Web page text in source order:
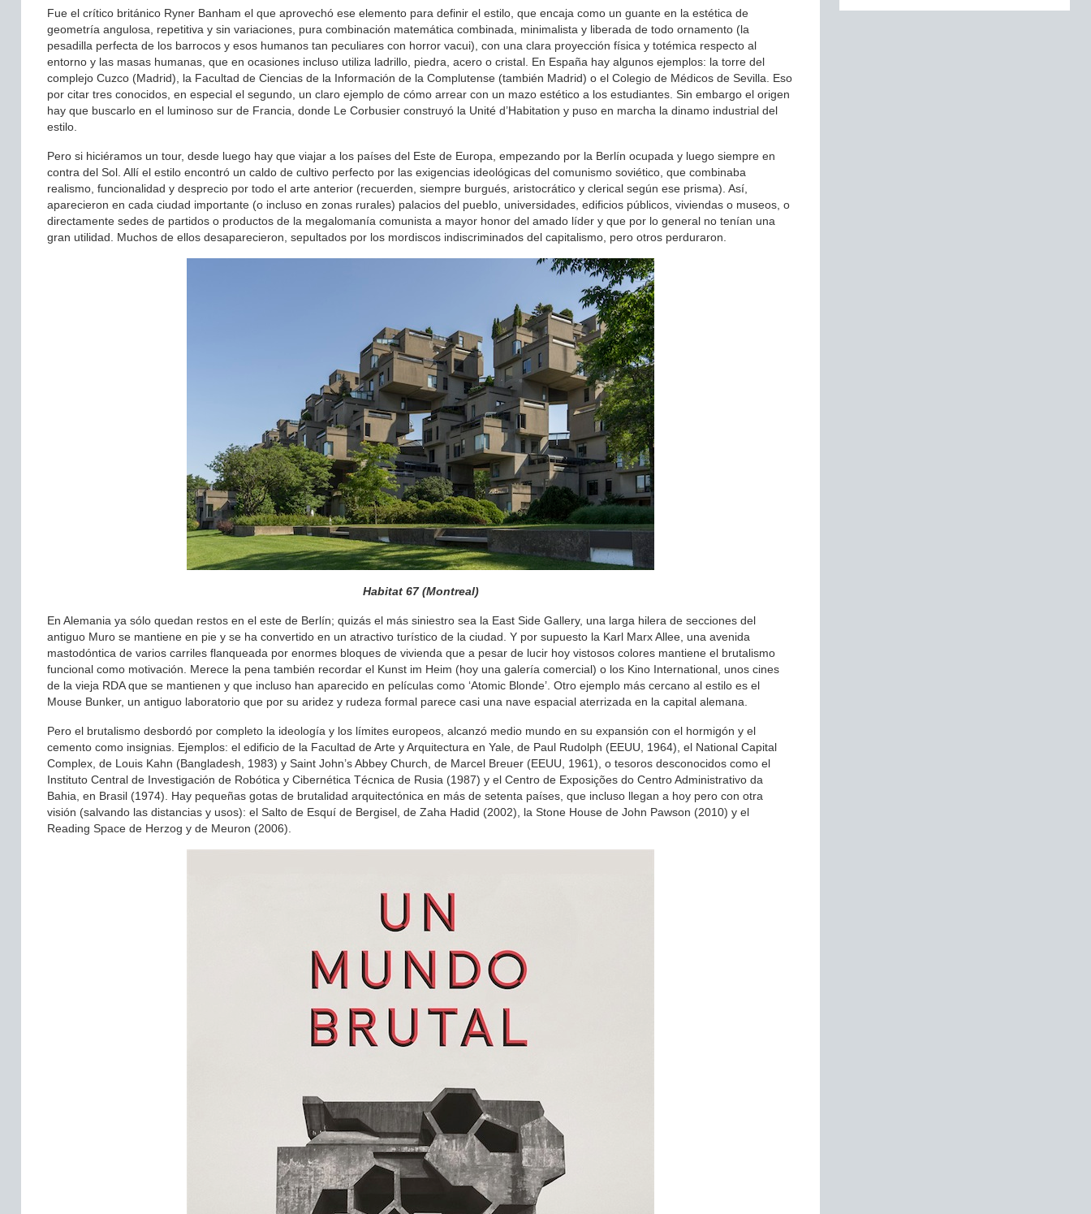
Fue el crítico británico Ryner Banham el que aprovechó ese elemento para definir el estilo, que encaja como un guante en la estética de
geometría angulosa, repetitiva y sin variaciones, pura combinación matemática combinada, minimalista y liberada de todo ornamento (la
pesadilla perfecta de los barrocos y esos humanos tan peculiares con horror vacui), con una clara proyección física y totémica respecto al
entorno y las masas humanas, que en ocasiones incluso utiliza ladrillo, piedra, acero o cristal. En España hay algunos ejemplos: la torre del
complejo Cuzco (Madrid), la Facultad de Ciencias de la Información de la Complutense (también Madrid) o el Colegio de Médicos de Sevilla. Eso
por citar tres conocidos, en especial el segundo, un claro ejemplo de cómo arrear con un mazo estético a los estudiantes. Sin embargo el origen
hay que buscarlo en el luminoso sur de Francia, donde Le Corbusier construyó la Unité d’Habitation y puso en marcha la dinamo industrial del
estilo.
Pero si hiciéramos un tour, desde luego hay que viajar a los países del Este de Europa, empezando por la Berlín ocupada y luego siempre en
contra del Sol. Allí el estilo encontró un caldo de cultivo perfecto por las exigencias ideológicas del comunismo soviético, que combinaba
realismo, funcionalidad y desprecio por todo el arte anterior (recuerden, siempre burgués, aristocrático y clerical según ese prisma). Así,
aparecieron en cada ciudad importante (o incluso en zonas rurales) palacios del pueblo, universidades, edificios públicos, viviendas o museos, o
directamente sedes de partidos o productos de la megalomanía comunista a mayor honor del amado líder y que por lo general no tenían una
gran utilidad. Muchos de ellos desaparecieron, sepultados por los mordiscos indiscriminados del capitalismo, pero otros perduraron.
Habitat 67 (Montreal)
En Alemania ya sólo quedan restos en el este de Berlín; quizás el más siniestro sea la East Side Gallery, una larga hilera de secciones del
antiguo Muro se mantiene en pie y se ha convertido en un atractivo turístico de la ciudad. Y por supuesto la Karl Marx Allee, una avenida
mastodóntica de varios carriles flanqueada por enormes bloques de vivienda que a pesar de lucir hoy vistosos colores mantiene el brutalismo
funcional como motivación. Merece la pena también recordar el Kunst im Heim (hoy una galería comercial) o los Kino International, unos cines
de la vieja RDA que se mantienen y que incluso han aparecido en películas como ‘Atomic Blonde’. Otro ejemplo más cercano al estilo es el
Mouse Bunker, un antiguo laboratorio que por su aridez y rudeza formal parece casi una nave espacial aterrizada en la capital alemana.
Pero el brutalismo desbordó por completo la ideología y los límites europeos, alcanzó medio mundo en su expansión con el hormigón y el
cemento como insignias. Ejemplos: el edificio de la Facultad de Arte y Arquitectura en Yale, de Paul Rudolph (EEUU, 1964), el National Capital
Complex, de Louis Kahn (Bangladesh, 1983) y Saint John’s Abbey Church, de Marcel Breuer (EEUU, 1961), o tesoros desconocidos como el
Instituto Central de Investigación de Robótica y Cibernética Técnica de Rusia (1987) y el Centro de Exposições do Centro Administrativo da
Bahia, en Brasil (1974). Hay pequeñas gotas de brutalidad arquitectónica en más de setenta países, que incluso llegan a hoy pero con otra
visión (salvando las distancias y usos): el Salto de Esquí de Bergisel, de Zaha Hadid (2002), la Stone House de John Pawson (2010) y el
Reading Space de Herzog y de Meuron (2006).